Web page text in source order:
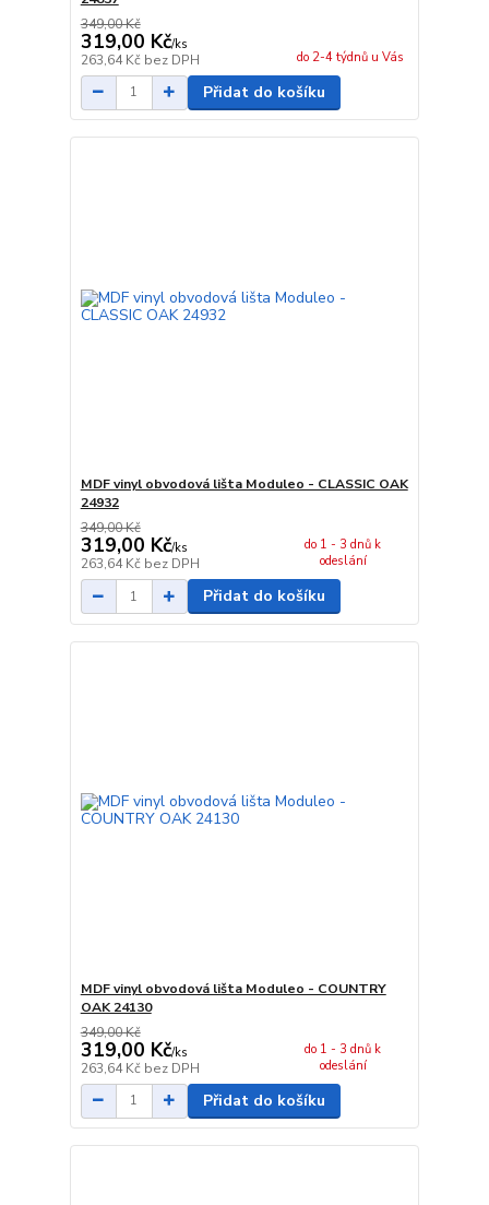
349,00 Kč
319,00 Kč/ks
263,64 Kč bez DPH do 2-4 týdnů u Vás
Přidat do košíku
MDF vinyl obvodová lišta Moduleo - CLASSIC OAK
24932
349,00 Kč
319,00 Kč/ks
263,64 Kč bez DPH
do 1 - 3 dnů k
odeslání
Přidat do košíku
MDF vinyl obvodová lišta Moduleo - COUNTRY
OAK 24130
349,00 Kč
319,00 Kč/ks
263,64 Kč bez DPH
do 1 - 3 dnů k
odeslání
Přidat do košíku